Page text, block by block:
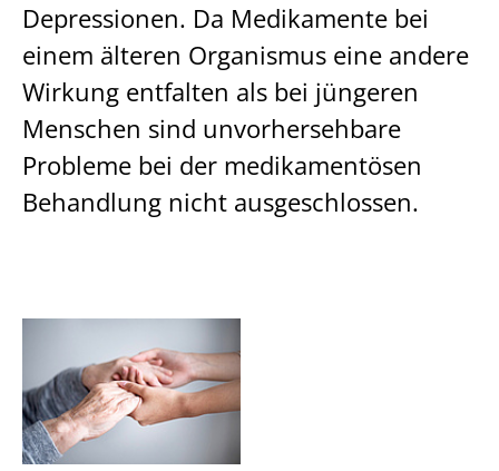
Depressionen. Da Medikamente bei
einem älteren Organismus eine andere
Wirkung entfalten als bei jüngeren
Menschen sind unvorhersehbare
Probleme bei der medikamentösen
Behandlung nicht ausgeschlossen.